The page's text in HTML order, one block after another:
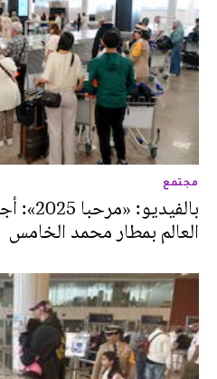
مجتمع
العالم بمطار محمد الخامس